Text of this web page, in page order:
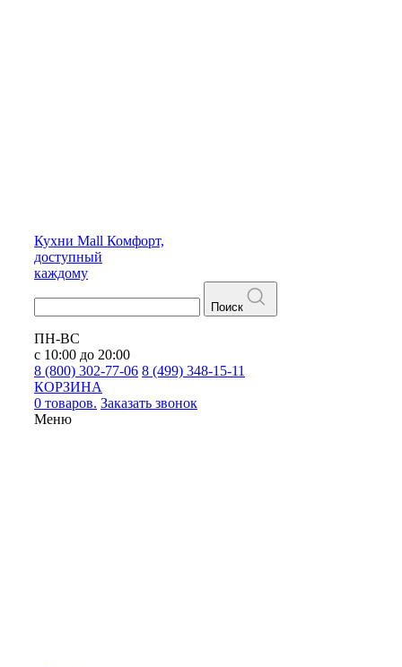
Кухни Mall Комфорт,
доступный
каждому
Поиск
ПН-ВС
с 10:00 до 20:00
8 (800) 302-77-06 8 (499) 348-15-11
КОРЗИНА
0 товаров. Заказать звонок
Меню